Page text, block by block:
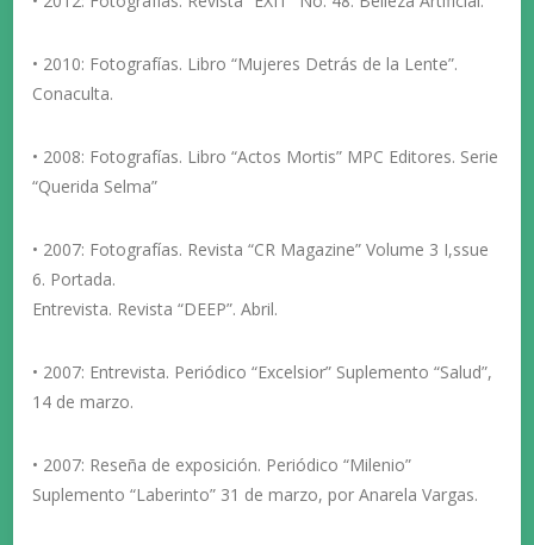
• 2010: Fotografías. Libro “Mujeres Detrás de la Lente”.
Conaculta.
• 2008: Fotografías. Libro “Actos Mortis” MPC Editores. Serie
“Querida Selma”
• 2007: Fotografías. Revista “CR Magazine” Volume 3 I,ssue
6. Portada.
Entrevista. Revista “DEEP”. Abril.
• 2007: Entrevista. Periódico “Excelsior” Suplemento “Salud”,
14 de marzo.
• 2007: Reseña de exposición. Periódico “Milenio”
Suplemento “Laberinto” 31 de marzo, por Anarela Vargas.